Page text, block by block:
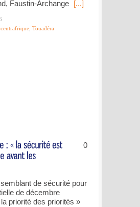
Faustin-Archange [...]
centrafrique Touadéra
0
de sécurité pour
de décembre
priorité des priorités »